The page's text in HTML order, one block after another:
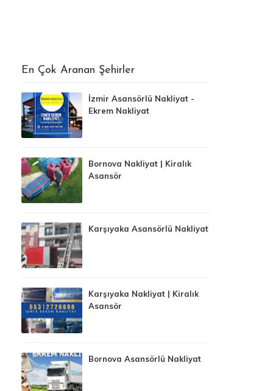
En Çok Aranan Şehirler
İzmir Asansörlü Nakliyat -
Ekrem Nakliyat
Bornova Nakliyat | Kiralık
Asansör
Karşıyaka Asansörlü Nakliyat
Karşıyaka Nakliyat | Kiralık
Asansör
Bornova Asansörlü Nakliyat